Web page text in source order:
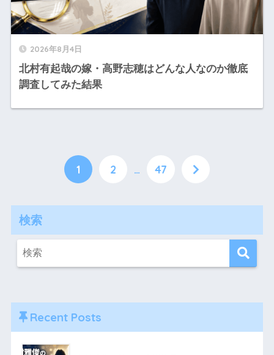
2026年8月4日
北村有起哉の嫁・高野志穂はどんな人なのか徹底
調査してみた結果
1 2 … 47
検索
Recent Posts